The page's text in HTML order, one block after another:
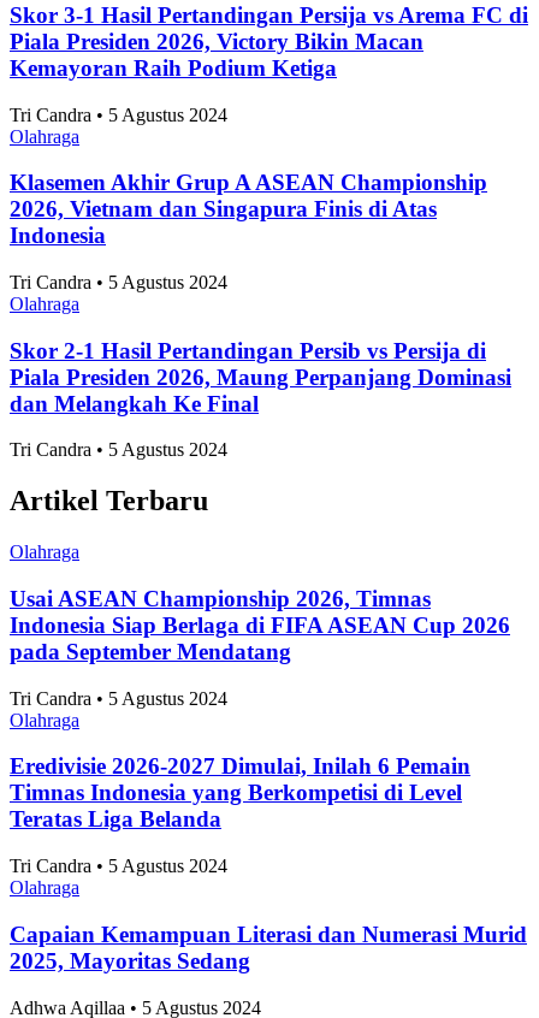
Skor 3-1 Hasil Pertandingan Persija vs Arema FC di
Piala Presiden 2026, Victory Bikin Macan
Kemayoran Raih Podium Ketiga
Tri Candra • 5 Agustus 2024
Olahraga
Klasemen Akhir Grup A ASEAN Championship
2026, Vietnam dan Singapura Finis di Atas
Indonesia
Tri Candra • 5 Agustus 2024
Olahraga
Skor 2-1 Hasil Pertandingan Persib vs Persija di
Piala Presiden 2026, Maung Perpanjang Dominasi
dan Melangkah Ke Final
Tri Candra • 5 Agustus 2024
Artikel Terbaru
Olahraga
Usai ASEAN Championship 2026, Timnas
Indonesia Siap Berlaga di FIFA ASEAN Cup 2026
pada September Mendatang
Tri Candra • 5 Agustus 2024
Olahraga
Eredivisie 2026-2027 Dimulai, Inilah 6 Pemain
Timnas Indonesia yang Berkompetisi di Level
Teratas Liga Belanda
Tri Candra • 5 Agustus 2024
Olahraga
Capaian Kemampuan Literasi dan Numerasi Murid
2025, Mayoritas Sedang
Adhwa Aqillaa • 5 Agustus 2024